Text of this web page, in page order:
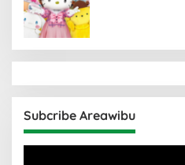
Subcribe Areawibu